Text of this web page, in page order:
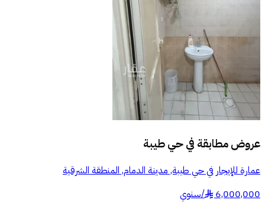
عروض مطابقة فيحي طيبة
عمارة للإيجار في حي طيبة, مدينة الدمام, المنطقة الشرقية
6,000,000
§
/سنوي